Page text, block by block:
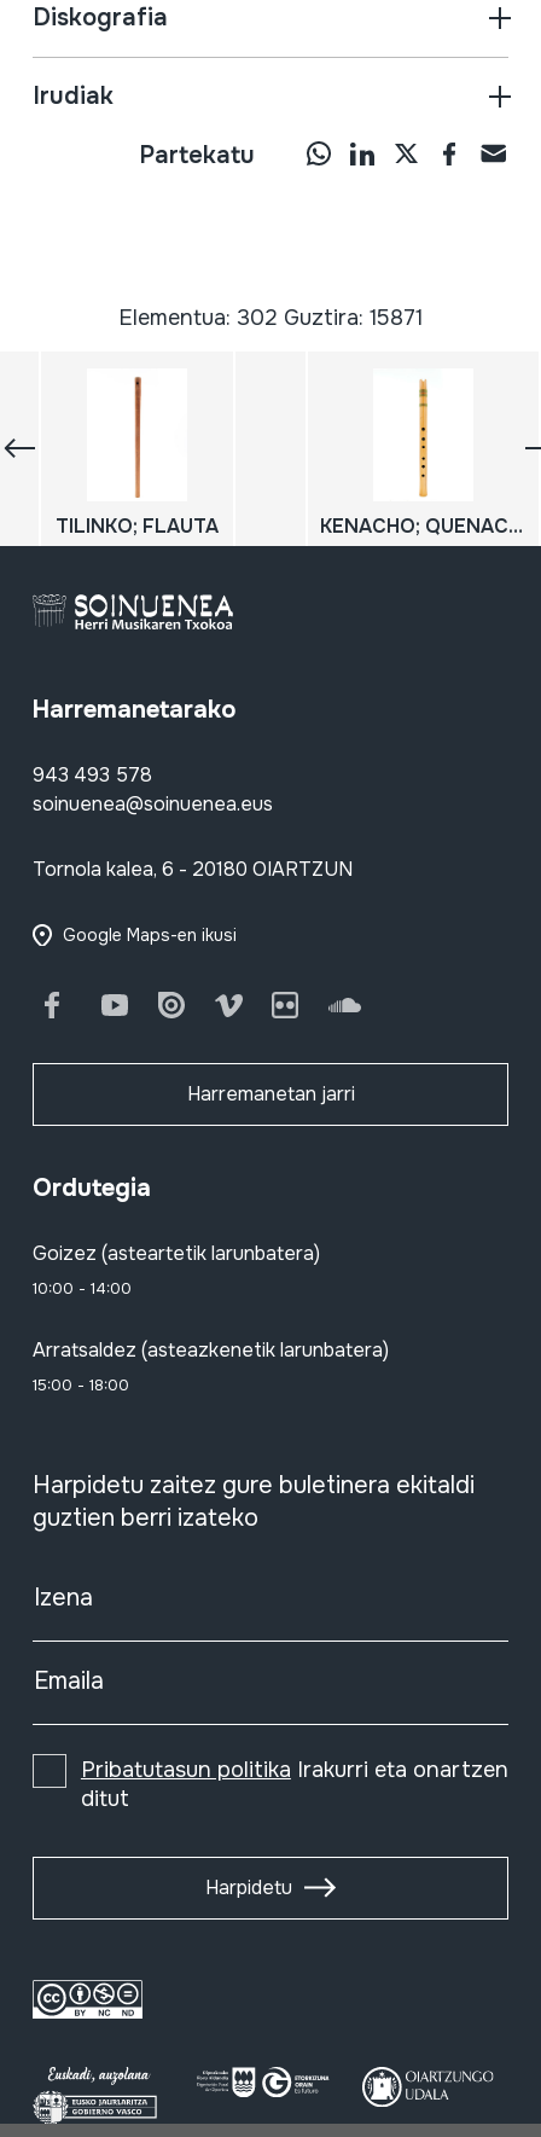
Diskografia
Irudiak
Partekatu
Elementua: 302 Guztira: 15871
TILINKO; FLAUTA KENACHO; QUENACHO; KENA; QUENA
Harremanetarako
943 493 578
soinuenea@soinuenea.eus
Tornola kalea, 6 - 20180 OIARTZUN
Google Maps-en ikusi
FacebookYoutube Issuu Vimeo Flickr SoundCloud
Harremanetan jarri
Ordutegia
Goizez (asteartetik larunbatera)
10:00 - 14:00
Arratsaldez (asteazkenetik larunbatera)
15:00 - 18:00
Harpidetu zaitez gure buletinera ekitaldi
guztien berri izateko
Izena
Emaila
Pribatutasun politika Irakurri eta onartzen
ditut
Harpidetu